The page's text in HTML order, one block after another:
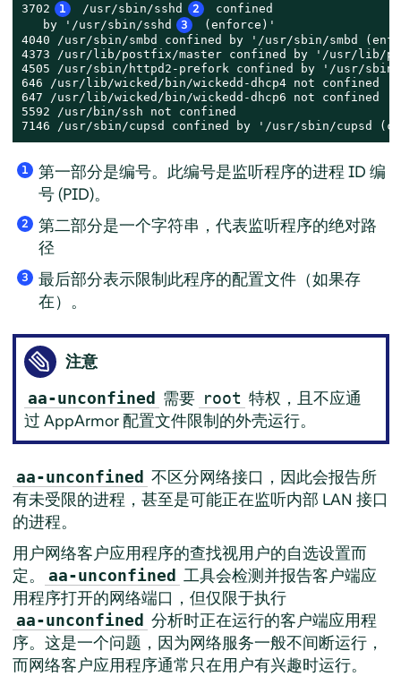
3702 1 /usr/sbin/sshd 2
confined
   by '/usr/sbin/sshd
3
(enforce)'
4040 /usr/sbin/smbd confined by '/usr/sbin/smbd
4373 /usr/lib/postfix/master confined by '/usr/lib/
4505 /usr/sbin/httpd2-prefork confined by '/usr/
646 /usr/lib/wicked/bin/wickedd-dhcp4 not confined
647 /usr/lib/wicked/bin/wickedd-dhcp6 not confined
5592 /usr/bin/ssh not confined
7146 /usr/sbin/cupsd confined by '/usr/sbin/cupsd
1
第一部分是编号。此编号是监听程序的进程 ID 编
号 (PID)。
2
第二部分是一个字符串，代表监听程序的绝对路
径
3
最后部分表示限制此程序的配置文件（如果存
在）。
注意
aa-unconfined 需要 root 特权，且不应通
过AppArmor配置文件限制的外壳运行。
aa-unconfined 不区分网络接口，因此会报告所
有未受限的进程，甚至是可能正在监听内部 LAN 接口
的进程。
用户网络客户应用程序的查找视用户的自选设置而
定。
aa-unconfined 工具会检测并报告客户端应
用程序打开的网络端口，但仅限于执行
aa-unconfined 分析时正在运行的客户端应用程
序。这是一个问题，因为网络服务一般不间断运行，
而网络客户应用程序通常只在用户有兴趣时运行。